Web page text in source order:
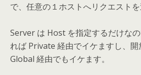
で、任意の１ホストへリクエストを
Server は Host を指定するだけな
れば Private 経由でイケますし、
Global 経由でもイケます。